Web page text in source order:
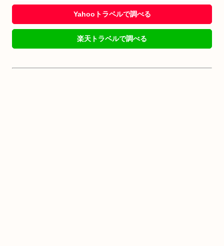
Yahooトラベルで調べる
楽天トラベルで調べる